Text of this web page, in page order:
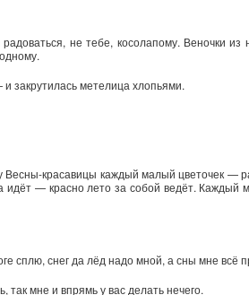
не тебе, косолапому. Веночки
закрутилась метелица хлопьями.
красавицы каждый малый цветочек —
— красно лето за собой ведёт. Каждый
снег да лёд надо мной, а сны мне всё
мне и впрямь у вас делать нечего.